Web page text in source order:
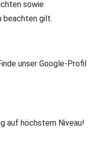
sowie
beachten gilt.
unser Google-Profil
auf höchstem Niveau!